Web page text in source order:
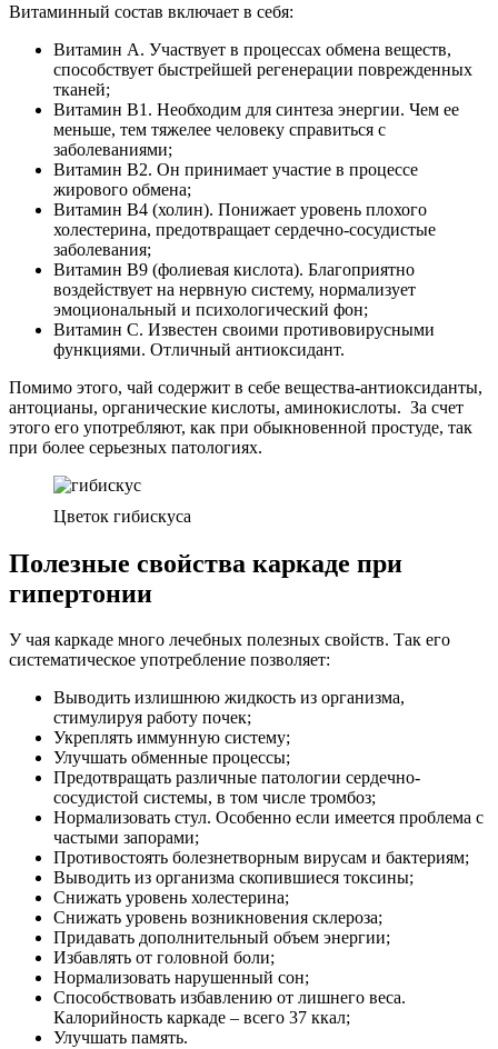
Витаминный состав включает в себя:
Витамин А. Участвует в процессах обмена веществ,
способствует быстрейшей регенерации поврежденных
тканей;
Витамин В1. Необходим для синтеза энергии. Чем ее
меньше, тем тяжелее человеку справиться с
заболеваниями;
Витамин В2. Он принимает участие в процессе
жирового обмена;
Витамин В4 (холин). Понижает уровень плохого
холестерина, предотвращает сердечно-сосудистые
заболевания;
Витамин В9 (фолиевая кислота). Благоприятно
воздействует на нервную систему, нормализует
эмоциональный и психологический фон;
Витамин С. Известен своими противовирусными
функциями. Отличный антиоксидант.
Помимо этого, чай содержит в себе вещества-антиоксиданты,
антоцианы, органические кислоты, аминокислоты. За счет
этого его употребляют, как при обыкновенной простуде, так
при более серьезных патологиях.
Цветок гибискуса
Полезные свойства каркаде при
гипертонии
У чая каркаде много лечебных полезных свойств. Так его
систематическое употребление позволяет:
Выводить излишнюю жидкость из организма,
стимулируя работу почек;
Укреплять иммунную систему;
Улучшать обменные процессы;
Предотвращать различные патологии сердечно-
сосудистой системы, в том числе тромбоз;
Нормализовать стул. Особенно если имеется проблема с
частыми запорами;
Противостоять болезнетворным вирусам и бактериям;
Выводить из организма скопившиеся токсины;
Снижать уровень холестерина;
Снижать уровень возникновения склероза;
Придавать дополнительный объем энергии;
Избавлять от головной боли;
Нормализовать нарушенный сон;
Способствовать избавлению от лишнего веса.
Калорийность каркаде – всего 37 ккал;
Улучшать память.